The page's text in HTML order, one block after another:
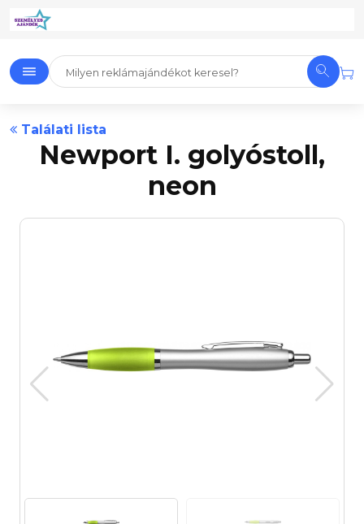
Találati lista
Newport I. golyóstoll,
neon